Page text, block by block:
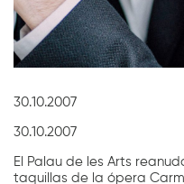
30.10.2007
30.10.2007
El Palau de les Arts
taquillas de la ópera